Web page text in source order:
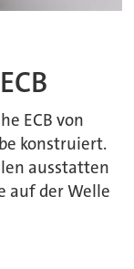
ECB von
konstruiert.
ausstatten
auf der Welle